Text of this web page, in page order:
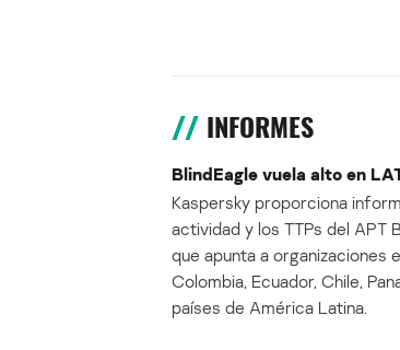
INFORMES
BlindEagle vuela alto en
Kaspersky proporciona
actividad y los TTPs del APT
que apunta a organizaciones
Colombia, Ecuador, Chile,
países de América Latina.